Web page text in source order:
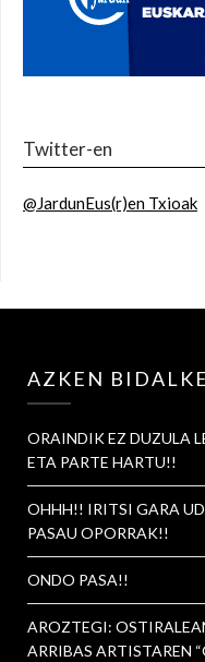
Twitter-en
@JardunEus(r)en Txioak
AZKEN
ORAINDIK EZ DUZULA
ETA PARTE HARTU!!
OHHH!! IRITSI GARA
PASAU OPORRAK!!
ONDO PASA!!
AROZTEGI:
ARRIBAS ARTISTAREN